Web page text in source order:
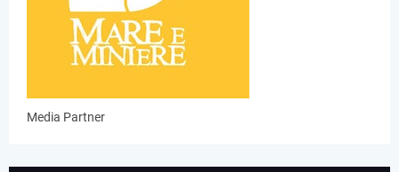
Media Partner